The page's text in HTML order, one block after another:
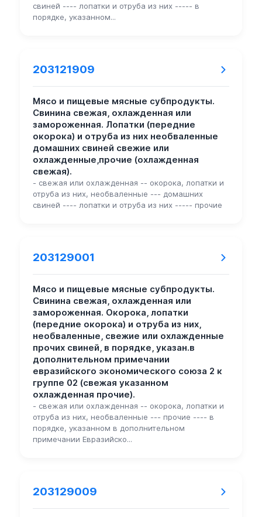
свиней ---- лопатки и отруба из них ----- в
порядке, указанном...
203121909
Мясо и пищевые мясные субпродукты.
Свинина свежая, охлажденная или
замороженная. Лопатки (передние
окорока) и отруба из них необваленные
домашних свиней свежие или
охлажденные,прочие (охлажденная
свежая).
- свежая или охлажденная -- окорока, лопатки и
отруба из них, необваленные --- домашних
свиней ---- лопатки и отруба из них ----- прочие
203129001
Мясо и пищевые мясные субпродукты.
Свинина свежая, охлажденная или
замороженная. Окорока, лопатки
(передние окорока) и отруба из них,
необваленные, свежие или охлажденные
прочих свиней, в порядке, указан.в
дополнительном примечании
евразийского экономического союза 2 к
группе 02 (свежая указанном
охлажденная прочие).
- свежая или охлажденная -- окорока, лопатки и
отруба из них, необваленные --- прочие ---- в
порядке, указанном в дополнительном
примечании Евразийско...
203129009